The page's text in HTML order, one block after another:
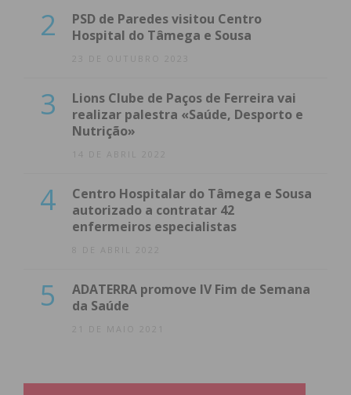
2
PSD de Paredes visitou Centro
Hospital do Tâmega e Sousa
23 DE OUTUBRO 2023
3
Lions Clube de Paços de Ferreira vai
realizar palestra «Saúde, Desporto e
Nutrição»
14 DE ABRIL 2022
4
Centro Hospitalar do Tâmega e Sousa
autorizado a contratar 42
enfermeiros especialistas
8 DE ABRIL 2022
5
ADATERRA promove IV Fim de Semana
da Saúde
21 DE MAIO 2021